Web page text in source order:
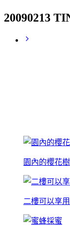
20090213
園內的櫻花樹
二樓可以享